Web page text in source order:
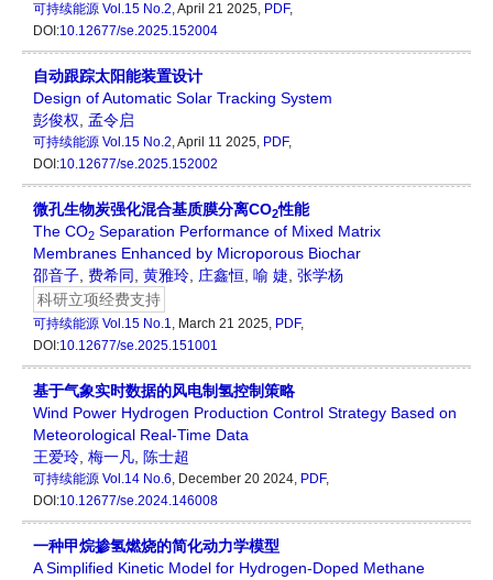
可持续能源 Vol.15 No.2, April 21 2025, PDF,
DOI:10.12677/se.2025.152004
自动跟踪太阳能装置设计
Design of Automatic Solar Tracking System
彭俊权, 孟令启
可持续能源 Vol.15 No.2, April 11 2025, PDF,
DOI:10.12677/se.2025.152002
微孔生物炭强化混合基质膜分离CO2性能
The CO2 Separation Performance of Mixed Matrix
Membranes Enhanced by Microporous Biochar
邵音子, 费希同, 黄雅玲, 庄鑫恒, 喻 婕, 张学杨
科研立项经费支持
可持续能源 Vol.15 No.1, March 21 2025, PDF,
DOI:10.12677/se.2025.151001
基于气象实时数据的风电制氢控制策略
Wind Power Hydrogen Production Control Strategy Based on
Meteorological Real-Time Data
王爱玲, 梅一凡, 陈士超
可持续能源 Vol.14 No.6, December 20 2024, PDF,
DOI:10.12677/se.2024.146008
一种甲烷掺氢燃烧的简化动力学模型
A Simplified Kinetic Model for Hydrogen-Doped Methane